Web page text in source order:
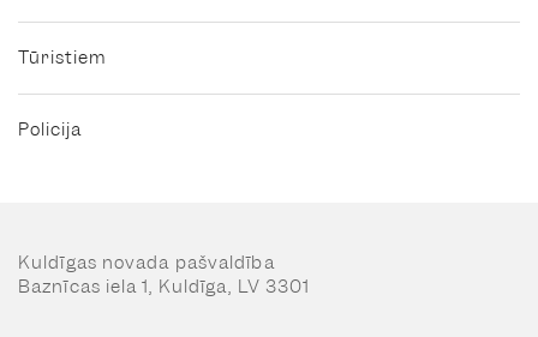
Tūristiem
Policija
Kuldīgas novada pašvaldība
Baznīcas iela 1, Kuldīga, LV 3301